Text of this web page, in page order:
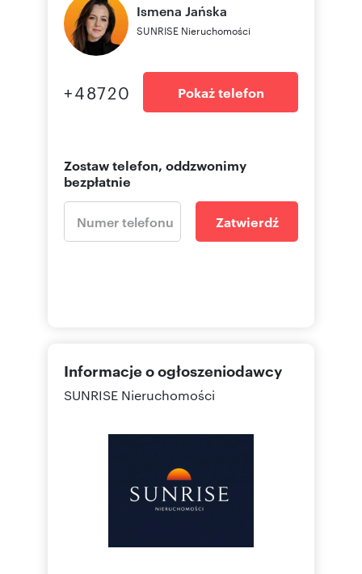
Ismena Jańska
SUNRISE Nieruchomości
+48720 Pokaż telefon
Zostaw telefon, oddzwonimy
bezpłatnie
Zatwierdź
Informacje o ogłoszeniodawcy
SUNRISE Nieruchomości